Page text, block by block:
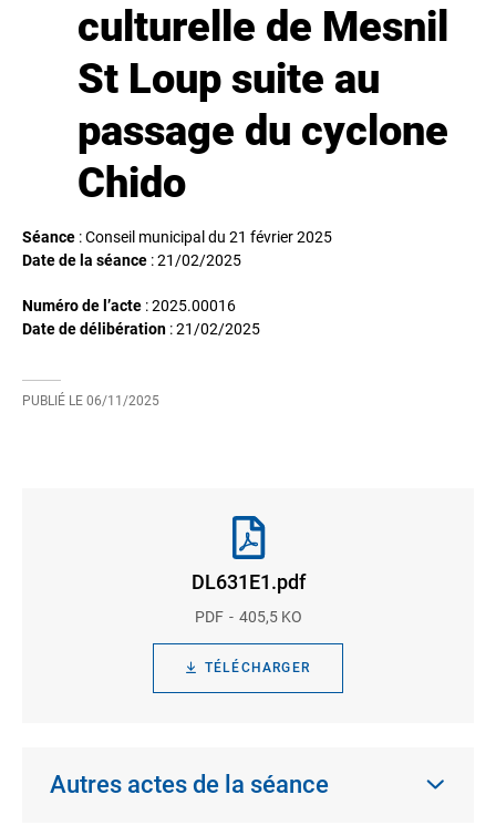
culturelle de Mesnil
St Loup suite au
passage du cyclone
Chido
Séance : Conseil municipal du 21 février 2025
Date de la séance :21/02/2025
Numéro de l’acte : 2025.00016
Date de délibération :21/02/2025
PUBLIÉ LE 06/11/2025
DL631E1.pdf
PDF 405,5 KO
TÉLÉCHARGER
Autres actes de la séance